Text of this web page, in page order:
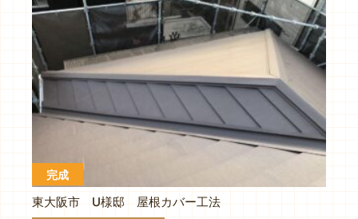
完成
東大阪市 U様邸 屋根カバー工法